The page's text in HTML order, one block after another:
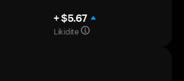
+ $5.67
Likidite